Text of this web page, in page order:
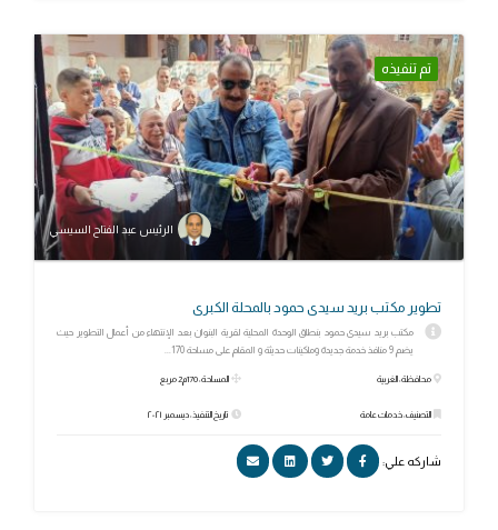
تم تنفيذه
الرئيس عبد الفتاح السيسي
تطوير مكتب بريد سيدى حمود بالمحلة الكبرى
مكتب بريد سيدى حمود بنطاق الوحدة المحلية لقرية البنوان بعد الإنتهاء من أعمال التطوير حيث
يضم 9 منافذ خدمة جديدة وماكينات حديثة و المقام على مساحة 170...
محافظة: الغربية
التصنيف: خدمات عامة
المساحة: 170م2 مربع
تاريخ التنفيذ: ديسمبر ٢٠٢١
شاركه علي: